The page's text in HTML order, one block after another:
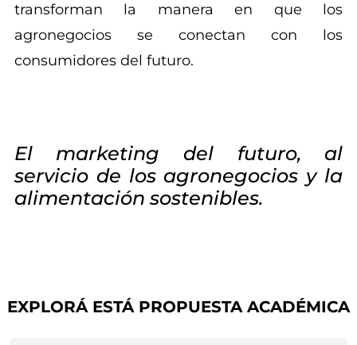
transforman la manera en que los
agronegocios se conectan con los
consumidores del futuro.
El marketing del futuro, al
servicio de los agronegocios y la
alimentación sostenibles.
EXPLORÁ ESTÁ PROPUESTA ACADÉMICA